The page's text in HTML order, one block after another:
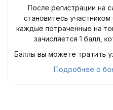
После регистрации на
становитесь
каждые потраченные на
зачисляется 1 балл,
Баллы вы можете тратить
Подробнее о